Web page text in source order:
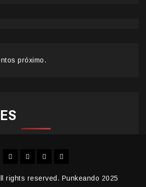
próximo.
FacebookInstagram
YouTubeTwitter
rights reserved. Punkeando 2025